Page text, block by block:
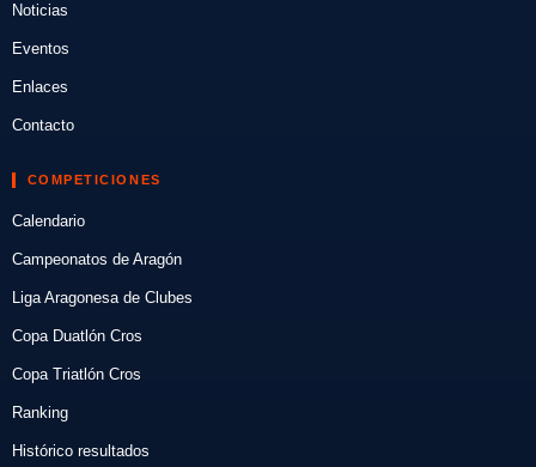
Noticias
Eventos
Enlaces
Contacto
COMPETICIONES
Calendario
Campeonatos de Aragón
Liga Aragonesa de Clubes
Copa Duatlón Cros
Copa Triatlón Cros
Ranking
Histórico resultados